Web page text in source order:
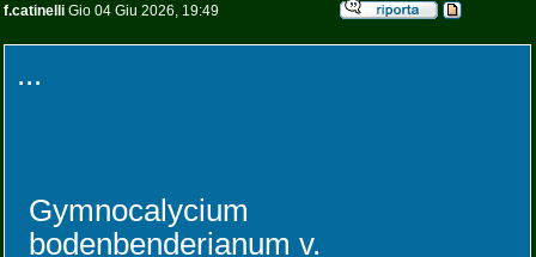
f.catinelli Gio 04 Giu 2026, 19:49
...
Gymnocalycium
bodenbenderianum v.